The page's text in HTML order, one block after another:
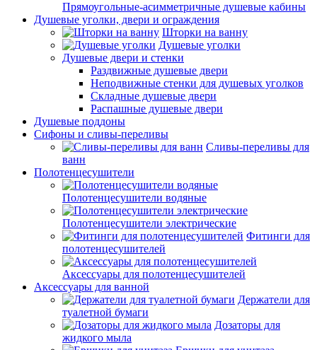
Прямоугольные-асимметричные душевые кабины
Душевые уголки, двери и ограждения
Шторки на ванну
Душевые уголки
Душевые двери и стенки
Раздвижные душевые двери
Неподвижные стенки для душевых уголков
Складные душевые двери
Распашные душевые двери
Душевые поддоны
Сифоны и сливы-переливы
Сливы-переливы для
ванн
Полотенцесушители
Полотенцесушители водяные
Полотенцесушители электрические
Фитинги для
полотенцесушителей
Аксессуары для полотенцесушителей
Аксессуары для ванной
Держатели для
туалетной бумаги
Дозаторы для
жидкого мыла